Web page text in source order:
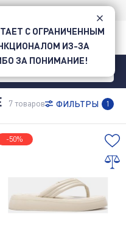
7товаров ФИЛЬТРЫ 1
-50%
С ОГРАНИЧЕННЫМ
ИЗ-ЗА
ЗА ПОНИМАНИЕ!